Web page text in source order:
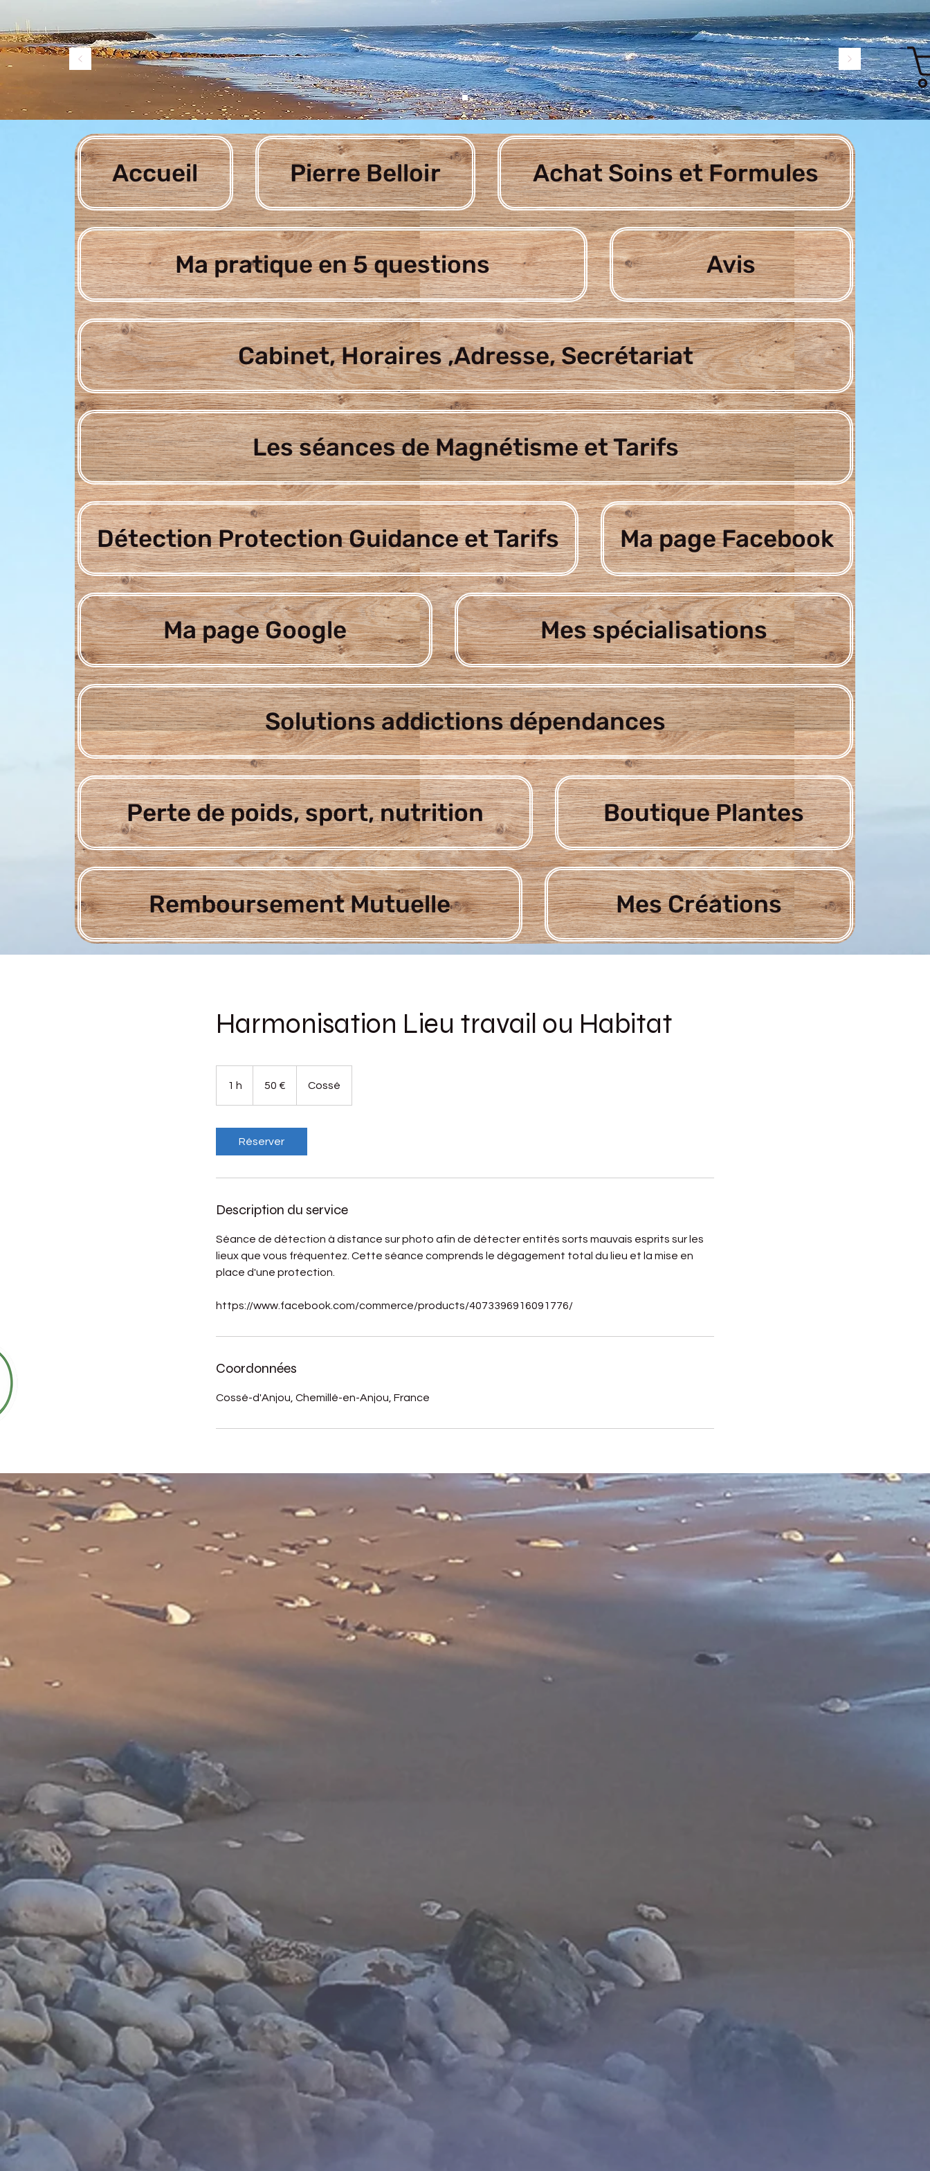
Accueil Pierre Belloir Achat Soins et Formules
Ma pratique en 5 questions Avis
Cabinet, Horaires ,Adresse, Secrétariat
Les séances de Magnétisme et Tarifs
Détection Protection Guidance et Tarifs Ma page Facebook
Ma page Google Mes spécialisations
Solutions addictions dépendances
Perte de poids, sport, nutrition Boutique Plantes
Remboursement Mutuelle Mes Créations
Harmonisation Lieu travail ou Habitat
1 h 50 € Cossé
Réserver
Description du service
Séance de détection à distance sur photo afin de détecter entités sorts mauvais esprits sur les
lieux que vous fréquentez. Cette séance comprends le dégagement total du lieu et la mise en
place d'une protection.
https://www.facebook.com/commerce/products/4073396916091776/
Coordonnées
Cossé-d'Anjou, Chemillé-en-Anjou, France